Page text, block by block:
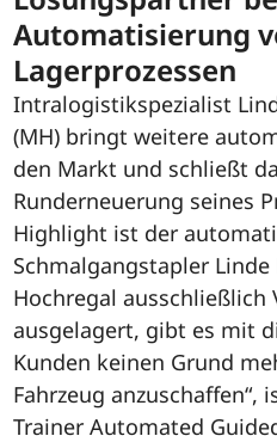
Automatisierung
Lagerprozessen
Intralogistikspezialist
(MH) bringt weitere
den Markt und schließt
Runderneuerung seines
Highlight ist der
Schmalgangstapler Linde
Hochregal
ausgelagert, gibt es mit
Kunden keinen Grund
Fahrzeug anzuschaffen“,
Trainer Automated